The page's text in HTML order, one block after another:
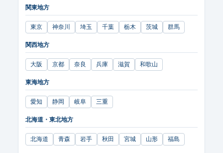
関東地方
東京 神奈川 埼玉 千葉 栃木 茨城 群馬
関西地方
大阪 京都 奈良 兵庫 滋賀 和歌山
東海地方
愛知 静岡 岐阜 三重
北海道・東北地方
北海道 青森 岩手 秋田 宮城 山形 福島